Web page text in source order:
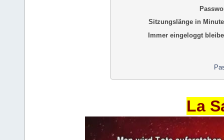
Sitzungslänge in
Immer eingeloggt
La